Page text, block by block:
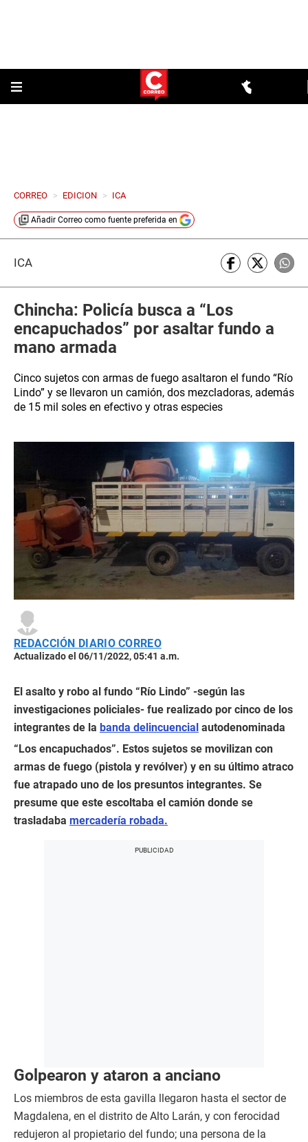
CORREO > EDICION > ICA
Añadir Correo como fuente preferida en
ICA
Chincha: Policía busca a “Los
encapuchados” por asaltar fundo a
mano armada
Cinco sujetos con armas de fuego asaltaron el fundo “Río
Lindo” y se llevaron un camión, dos mezcladoras, además
de 15 mil soles en efectivo y otras especies
REDACCIÓN DIARIO CORREO
Actualizado el 06/11/2022, 05:41 a.m.
El asalto y robo al fundo “Río Lindo” -según las
investigaciones policiales- fue realizado por cinco de los
integrantes de la banda delincuencial autodenominada
“Los encapuchados”. Estos sujetos se movilizan con
armas de fuego (pistola y revólver) y en su último atraco
fue atrapado uno de los presuntos integrantes. Se
presume que este escoltaba el camión donde se
trasladaba mercadería robada.
Golpearon y ataron a anciano
Los miembros de esta gavilla llegaron hasta el sector de
Magdalena, en el distrito de Alto Larán, y con ferocidad
redujeron al propietario del fundo; una persona de la